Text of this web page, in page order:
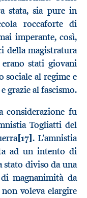
stata, sia pure in
roccaforte di
imperante, così,
della magistratura
stati giovani
sociale al regime e
grazie al fascismo.
considerazione fu
Togliatti del
[17]. L’amnistia
ad un intento di
stato diviso da una
magnanimità da
voleva elargire